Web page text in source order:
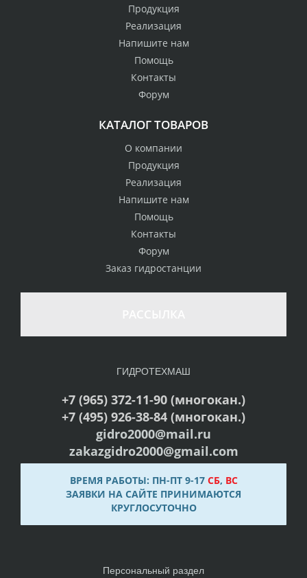
Продукция
Реализация
Напишите нам
Помощь
Контакты
Форум
КАТАЛОГ ТОВАРОВ
О компании
Продукция
Реализация
Напишите нам
Помощь
Контакты
Форум
Заказ гидростанции
ГИДРОТЕХМАШ
+7 (965) 372-11-90 (многокан.)
+7 (495) 926-38-84 (многокан.)
gidro2000@mail.ru
zakazgidro2000@gmail.com
ВРЕМЯ РАБОТЫ: ПН-ПТ 9-17 СБ, ВС
ЗАЯВКИ НА САЙТЕ ПРИНИМАЮТСЯ
КРУГЛОСУТОЧНО
Персональный раздел